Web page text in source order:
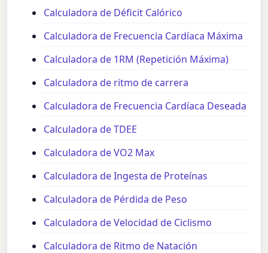
Calculadora de Déficit Calórico
Calculadora de Frecuencia Cardíaca Máxima
Calculadora de 1RM (Repetición Máxima)
Calculadora de ritmo de carrera
Calculadora de Frecuencia Cardíaca Deseada
Calculadora de TDEE
Calculadora de VO2 Max
Calculadora de Ingesta de Proteínas
Calculadora de Pérdida de Peso
Calculadora de Velocidad de Ciclismo
Calculadora de Ritmo de Natación